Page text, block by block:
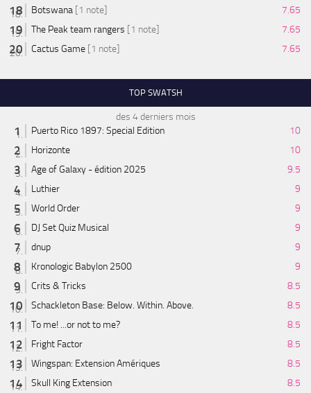
Botswana [1 note]
7.65
The Peak team rangers [1 note]
7.65
Cactus Game [1 note] 7.65
TOP SWATSH
des 4 derniers mois
Puerto Rico 1897: Special Edition
10
Horizonte
10
Age of Galaxy - édition 2025
9.5
Luthier
9
World Order
9
DJ Set Quiz Musical
9
dnup
9
Kronologic Babylon 2500
9
Crits & Tricks
8.5
Schackleton Base: Below. Within. Above.
8.5
To me! ...or not to me?
8.5
Fright Factor
8.5
Wingspan: Extension Amériques
8.5
Skull King Extension
8.5